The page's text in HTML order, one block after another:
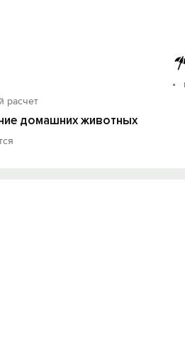
расчет
домашних животных
Вход на сайт
илиЗарегистрироваться